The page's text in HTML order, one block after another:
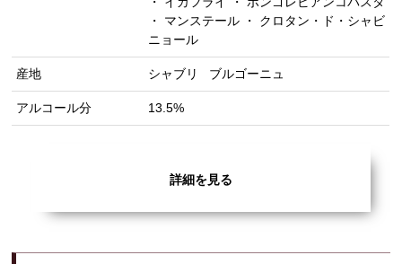
・ マンステール ・ クロタン・ド・シャビ
ニョール
産地 シャブリ ブルゴーニュ
アルコール分 13.5%
詳細を見る